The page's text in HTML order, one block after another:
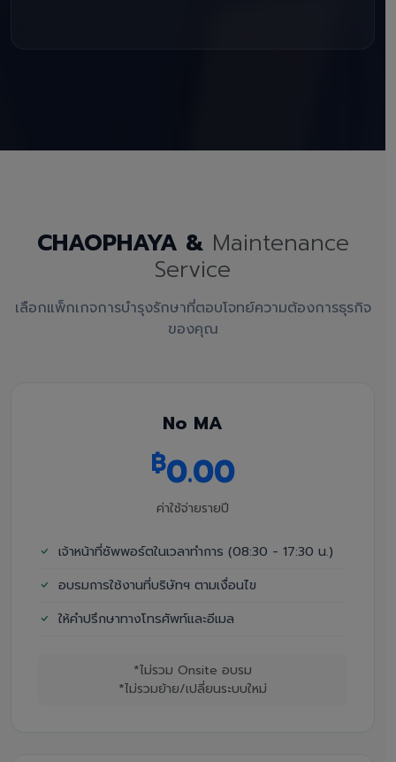
CHAOPHAYA & Maintenance
Service
เลือกแพ็กเกจการบำรุงรักษาที่ตอบโจทย์ความต้องการธุรกิจ
ของคุณ
No MA
฿0.00
ค่าใช้จ่ายรายปี
เจ้าหน้าที่ซัพพอร์ตในเวลาทำการ (08:30 - 17:30 น.)
อบรมการใช้งานที่บริษัทฯ ตามเงื่อนไข
ให้คำปรึกษาทางโทรศัพท์และอีเมล
*ไม่รวม Onsite อบรม
*ไม่รวมย้าย/เปลี่ยนระบบใหม่